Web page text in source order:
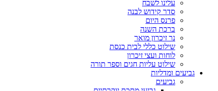
עלינו לשבח
סדר קידוש לבנה
פרנס היום
ברכת השנה
נר זיכרון מואר
שילוט כללי לבית כנסת
לוחות ועצי זיכרון
שילוט עליות חגים וספר תורה
גביעים ומדליות
גביעים